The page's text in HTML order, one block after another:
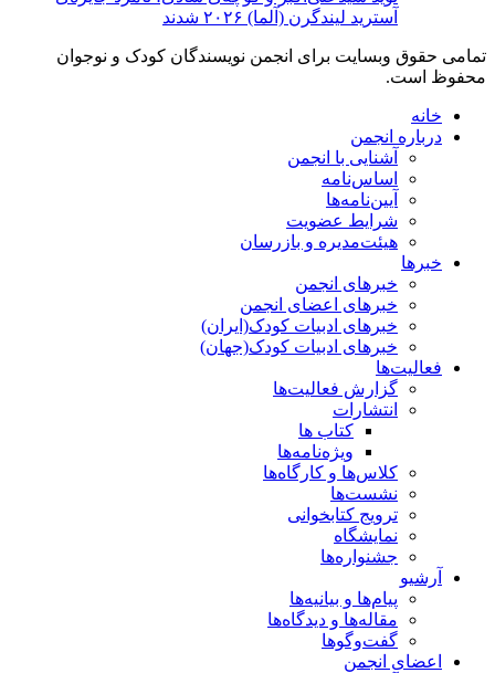
آسترید لیندگرن (آلما) ۲۰۲۶ شدند
تمامی حقوق وبسایت برای انجمن نویسندگان کودک و نوجوان
محفوظ است.
خانه
درباره انجمن
آشنایی با انجمن
اساس‌نامه
آیین‌نامه‌ها
شرایط عضویت
هیئت‌مدیره و بازرسان
خبرها
خبرهای انجمن
خبرهای اعضای انجمن
خبرهای ادبیات کودک(ایران)
خبرهای ادبیات کودک(جهان)
فعالیت‌ها
گزارش فعالیت‌ها
انتشارات
کتاب ها
ویژه‌نامه‌ها
کلاس‌ها و کارگاه‌ها
نشست‌ها
ترویج کتابخوانی
نمایشگاه
جشنواره‌ها
آرشیو
پیام‌ها و بیانیه‌ها
مقاله‌ها و دیدگاه‌ها
گفت‌وگوها
اعضای انجمن